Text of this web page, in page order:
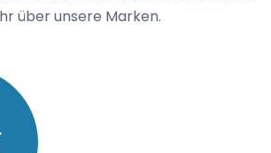
über unsere Marken.